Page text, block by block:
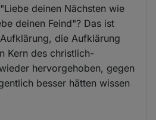
deinen Nächsten wie
deinen Feind"? Das ist
die Aufklärung
Kern des christlich-
hervorgehoben, gegen
besser hätten wissen